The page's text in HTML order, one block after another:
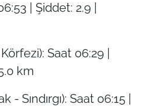
| Şiddet: 2.9 |
Saat 06:29 |
km
- Sındırgı): Saat 06:15 |